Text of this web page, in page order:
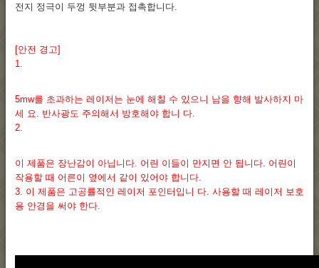
전지 정극이 두껑 뒷부분과 접촉합니다.
[안전 경고]
1.
5mw를 초과하는 레이저는 눈에 해칠 수 있으니 남을 향해 발사하지 마
세 요. 반사광도 주의해서 방호해야 합니 다.
2.
이 제품은 장난감이 아닙니다. 어린 이들이 만지면 안 됩니다. 어린이
작용할 때 어른이 옆에서 같이 있어야 합니다.
3. 이 제품은 고공률적인 레이저 포인터입니 다. 사용할 때 레이저 보호
용 안경을 써야 한다.